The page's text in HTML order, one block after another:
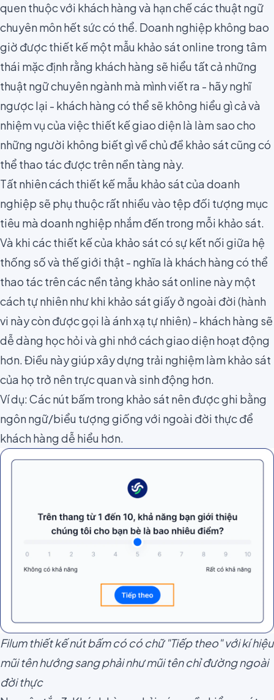
quen thuộc với khách hàng và hạn chế các thuật ngữ
chuyên môn hết sức có thể. Doanh nghiệp không bao
giờ được thiết kế một mẫu khảo sát online trong tâm
thái mặc định rằng khách hàng sẽ hiểu tất cả những
thuật ngữ chuyên ngành mà mình viết ra - hãy nghĩ
ngược lại - khách hàng có thể sẽ không hiểu gì cả và
nhiệm vụ của việc thiết kế giao diện là làm sao cho
những người không biết gì về chủ đề khảo sát cũng có
thể thao tác được trên nền tàng này.
Tất nhiên cáchthiết kế mẫu khảo sátcủa doanh
nghiệp sẽ phụ thuộc rất nhiều vào tệp đối tượng mục
tiêu mà doanh nghiệp nhắm đến trong mỗi khảo sát.
Và khi các thiết kế của khảo sát có sự kết nối giữa hệ
thống số và thế giới thật - nghĩa là khách hàng có thể
thao tác trên các nền tảng khảo sát online này một
cách tự nhiên như khi khảo sát giấy ở ngoài đời (hành
vi này còn được gọi làánh xạ tự nhiên) - khách hàng sẽ
dễ dàng học hỏi và ghi nhớ cách giao diện hoạt động
hơn. Điều này giúp xây dựng trải nghiệm làm khảo sát
của họ trở nên trực quan và sinh động hơn.
Ví dụ: Các nút bấm trong khảo sát nên được ghi bằng
ngôn ngữ/biểu tượng giống với ngoài đời thực để
khách hàng dễ hiểu hơn.
Filum thiết kế nút bấm có có chữ "Tiếp theo" với kí hiệu
mũi tên hướng sang phải như mũi tên chỉ đường ngoài
đời thực